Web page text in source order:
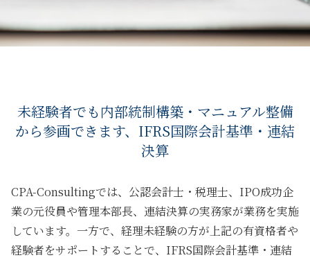
未経験者でも内部統制構築・マニュアル整備
から参画できます、IFRS国際会計基準・連結
決算
CPA-Consultingでは、公認会計士・税理士、IPO成功企
業の元役員や管理本部長、連結決算の実務家が業務を実施
しています。一方で、経理未経験の方が上記の有資格者や
経験者をサポートすることで、IFRS国際会計基準・連結